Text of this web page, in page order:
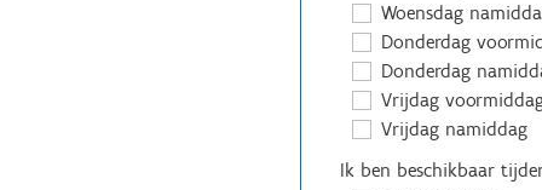
Woensdag
Donderdag
Donderdag
Vrijdag
Vrijdag namiddag
Ik ben beschikbaar